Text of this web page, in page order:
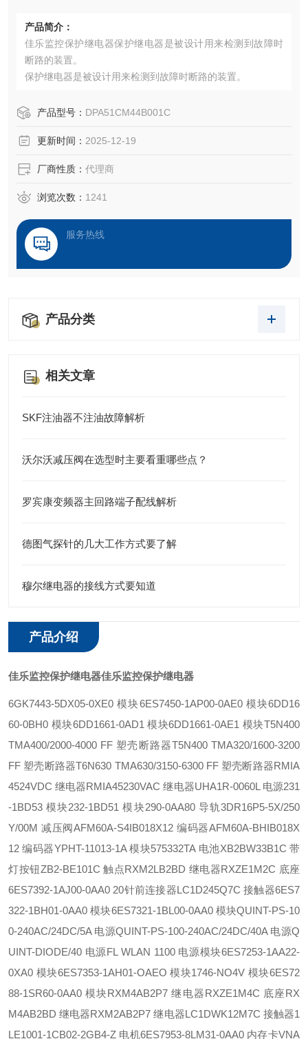
产品简介：
佳乐监控保护继电器保护继电器是被设计用来检测到故障时
断路的装置。
保护继电器是被设计用来检测到故障时断路的装置。
产品型号： DPA51CM44B001C
更新时间： 2025-12-19
厂商性质： 代理商
浏览次数： 1241
服务热线
产品分类
相关文章
SKF注油器不注油故障解析
沃尔沃减压阀在选型时主要看重哪些点？
罗宾康变频器主回路端子配线解析
德图气探针的几大工作方式要了解
穆尔继电器的接线方式要知道
产品介绍
佳乐监控保护继电器佳乐监控保护继电器
6GK7443-5DX05-0XE0 模块6ES7450-1AP00-0AE0 模块6DD16
60-0BH0 模块6DD1661-0AD1 模块6DD1661-0AE1 模块T5N400
TMA400/2000-4000 FF 塑壳断路器T5N400 TMA320/1600-3200
FF 塑壳断路器T6N630 TMA630/3150-6300 FF 塑壳断路器RMIA
4524VDC 继电器RMIA45230VAC 继电器UHA1R-0060L 电源231
-1BD53 模块232-1BD51 模块290-0AA80 导轨3DR16P5-5X/250
Y/00M 减压阀AFM60A-S4IB018X12 编码器AFM60A-BHIB018X
12 编码器YPHT-11013-1A 模块575332TA 电池XB2BW33B1C 带
灯按钮ZB2-BE101C 触点RXM2LB2BD 继电器RXZE1M2C 底座
6ES7392-1AJ00-0AA0 20针前连接器LC1D245Q7C 接触器6ES7
322-1BH01-0AA0 模块6ES7321-1BL00-0AA0 模块QUINT-PS-10
0-240AC/24DC/5A 电源QUINT-PS-100-240AC/24DC/40A 电源Q
UINT-DIODE/40 电源FL WLAN 1100 电源模块6ES7253-1AA22-
0XA0 模块6ES7353-1AH01-OAEO 模块1746-NO4V 模块6ES72
88-1SR60-0AA0 模块RXM4AB2P7 继电器RXZE1M4C 底座RX
M4AB2BD 继电器RXM2AB2P7 继电器LC1DWK12M7C 接触器1
LE1001-1CB02-2GB4-Z 电机6ES7953-8LM31-0AA0 内存卡VNA